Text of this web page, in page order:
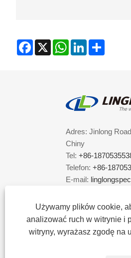
Facebook
X WhatsAppLinkedIn
Używamy plików cookie,
analizować ruch w witrynie i
witryny, wyrażasz zgodę na
Adres: Jinlong
Chiny
Tel: +86-
Telefon: +86-
E-mail: